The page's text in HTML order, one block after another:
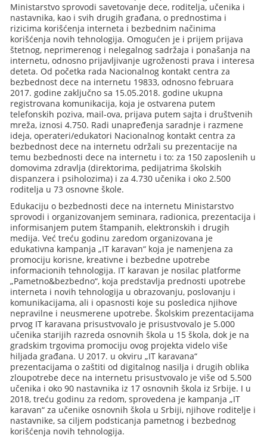
Ministarstvo sprovodi savetovanje dece, roditelja, učenika i
nastavnika, kao i svih drugih građana, o prednostima i
rizicima korišćenja interneta i bezbednim načinima
korišćenja novih tehnologija. Omogućen je i prijem prijava
štetnog, neprimerenog i nelegalnog sadržaja i ponašanja na
internetu, odnosno prijavljivanje ugroženosti prava i interesa
deteta. Od početka rada Nacionalnog kontakt centra za
bezbednost dece na internetu 19833, odnosno februara
2017. godine zaključno sa 15.05.2018. godine ukupna
registrovana komunikacija, koja je ostvarena putem
telefonskih poziva, mail-ova, prijava putem sajta i društvenih
mreža, iznosi 4.750. Radi unapređenja saradnje i razmene
ideja, operateri/edukatori Nacionalnog kontakt centra za
bezbednost dece na internetu održali su prezentacije na
temu bezbednosti dece na internetu i to: za 150 zaposlenih u
domovima zdravlja (direktorima, pedijatrima školskih
dispanzera i psiholozima) i za 4.730 učenika i oko 2.500
roditelja u 73 osnovne škole.
Edukaciju o bezbednosti dece na internetu Ministarstvo
sprovodi i organizovanjem seminara, radionica, prezentacija i
informisanjem putem štampanih, elektronskih i drugih
medija. Već treću godinu zaredom organizovana je
edukativna kampanja „IT karavan“ koja je namenjena za
promociju korisne, kreativne i bezbedne upotrebe
informacionih tehnologija. IT karavan je nosilac platforme
„Pametno&bezbedno“, koja predstavlja prednosti upotrebe
interneta i novih tehnologija u obrazovanju, poslovanju i
komunikacijama, ali i opasnosti koje su posledica njihove
nepravilne i neusmerene upotrebe. Školskim prezentacijama
prvog IT karavana prisustvovalo je prisustvovalo je 5.000
učenika starijih razreda osnovnih škola u 15 škola, dok je na
gradskim trgovima promociju ovog projekta videlo više
hiljada građana. U 2017. u okviru „IT karavana“
prezentacijama o zaštiti od digitalnog nasilja i drugih oblika
zloupotrebe dece na internetu prisustvovalo je više od 5.500
učenika i oko 90 nastavnika iz 17 osnovnih škola iz Srbije. I u
2018, treću godinu za redom, sprovedena je kampanja „IT
karavan“ za učenike osnovnih škola u Srbiji, njihove roditelјe i
nastavnike, sa ciljem podsticanja pametnog i bezbednog
korišćenja novih tehnologija.